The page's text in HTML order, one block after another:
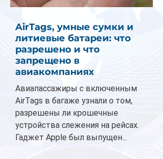
AirTags, умные сумки и
литиевые батареи: что
разрешено и что
запрещено в
авиакомпаниях
Авиапассажиры с включенным
AirTags в багаже узнали о том,
разрешены ли крошечные
устройства слежения на рейсах.
Гаджет Apple был выпущен...